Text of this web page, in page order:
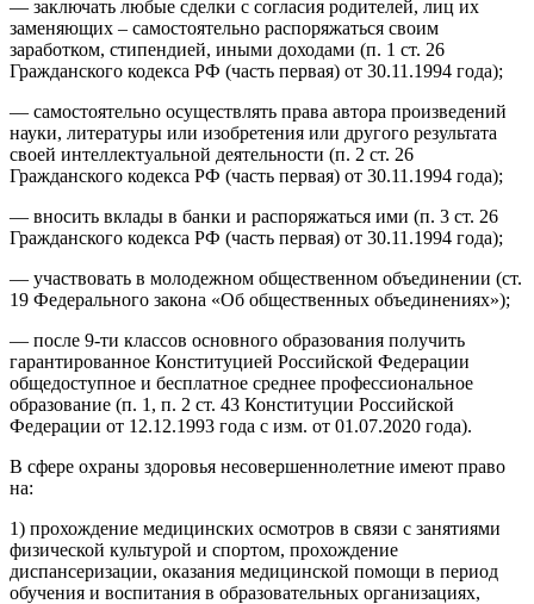
— заключать любые сделки с согласия родителей, лиц их
заменяющих – самостоятельно распоряжаться своим
заработком, стипендией, иными доходами (п. 1 ст. 26
Гражданского кодекса РФ (часть первая) от 30.11.1994 года);
— самостоятельно осуществлять права автора произведений
науки, литературы или изобретения или другого результата
своей интеллектуальной деятельности (п. 2 ст. 26
Гражданского кодекса РФ (часть первая) от 30.11.1994 года);
— вносить вклады в банки и распоряжаться ими (п. 3 ст. 26
Гражданского кодекса РФ (часть первая) от 30.11.1994 года);
— участвовать в молодежном общественном объединении (ст.
19 Федерального закона «Об общественных объединениях»);
— после 9-ти классов основного образования получить
гарантированное Конституцией Российской Федерации
общедоступное и бесплатное среднее профессиональное
образование (п. 1, п. 2 ст. 43 Конституции Российской
Федерации от 12.12.1993 года с изм. от 01.07.2020 года).
В сфере охраны здоровья несовершеннолетние имеют право
на:
1) прохождение медицинских осмотров в связи с занятиями
физической культурой и спортом, прохождение
диспансеризации, оказания медицинской помощи в период
обучения и воспитания в образовательных организациях,